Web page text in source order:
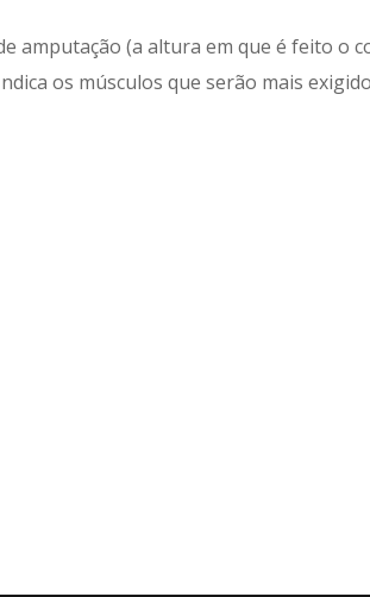
amputação (a altura em que é feito o
os músculos que serão mais